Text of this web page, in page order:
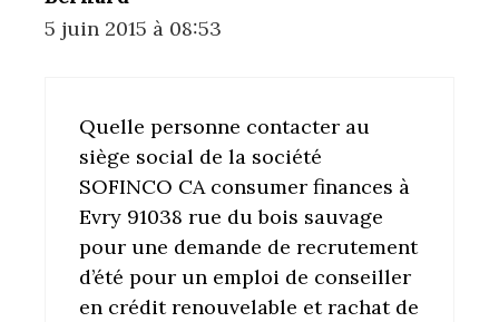
5 juin 2015 à 08:53
Quelle personne contacter au
siège social de la société
SOFINCO CA consumer finances à
Evry 91038 rue du bois sauvage
pour une demande de recrutement
d’été pour un emploi de conseiller
en crédit renouvelable et rachat de